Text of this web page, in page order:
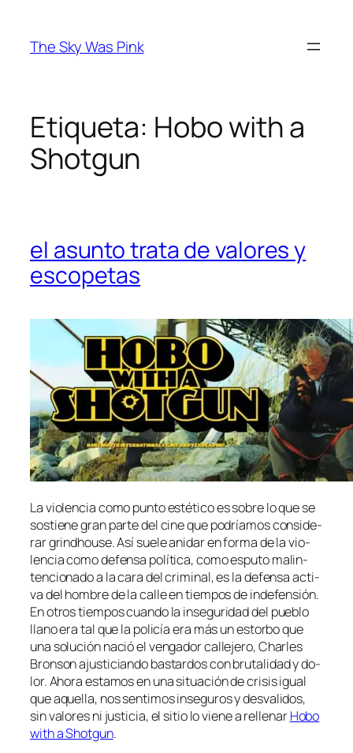
contenido
The Sky Was Pink
Etiqueta: Hobo with a
Shotgun
el asunto trata de valores y
escopetas
La vio­len­cia co­mo pun­to es­té­ti­co es so­bre lo que se
sos­tie­ne gran par­te del ci­ne que po­dría­mos con­si­de­
rar grindhou­se. Así sue­le ani­dar en for­ma de la vio­
len­cia co­mo de­fen­sa po­lí­ti­ca, co­mo espu­to ma­lin­
ten­cio­na­do a la ca­ra del cri­mi­nal, es la de­fen­sa ac­ti­
va del hom­bre de la ca­lle en tiem­pos de in­de­fen­sión.
En otros tiem­pos cuan­do la in­se­gu­ri­dad del pue­blo
llano era tal que la po­li­cía era más un es­tor­bo que
una so­lu­ción na­ció el ven­ga­dor ca­lle­je­ro, Charles
Bronson ajus­ti­cian­do bas­tar­dos con bru­ta­li­dad y do­
lor. Ahora es­ta­mos en una si­tua­ción de cri­sis igual
que aque­lla, nos sen­ti­mos in­se­gu­ros y des­va­li­dos,
sin va­lo­res ni jus­ti­cia, el si­tio lo vie­ne a re­lle­narHobo
with a Shotgun.